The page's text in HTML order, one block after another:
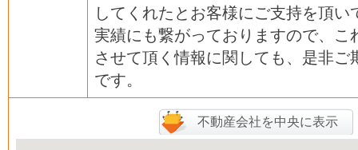
してくれたとお客様にご支持を頂い
実績にも繋がっておりますので、こ
させて頂く情報に関しても、是非ご
です。
不動産会社を中央に表示